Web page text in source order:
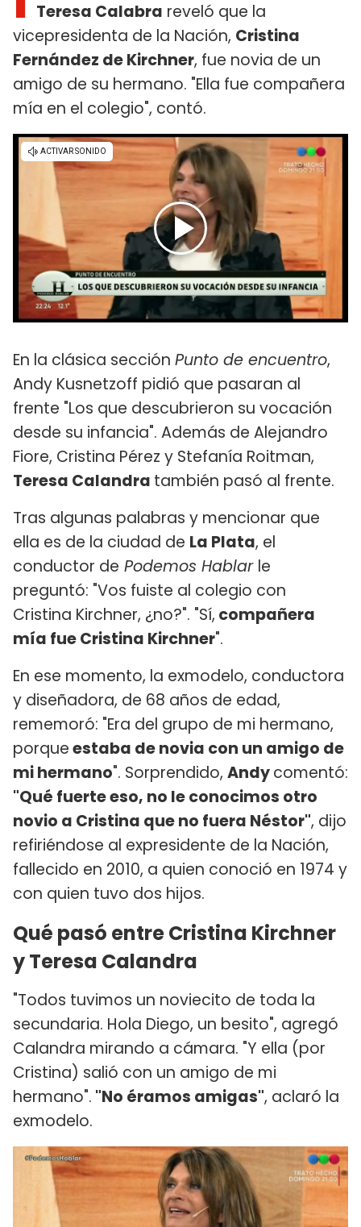
Teresa Calabra reveló que la
vicepresidenta de la Nación, Cristina
Fernández de Kirchner, fue novia de un
amigo de su hermano. "Ella fue compañera
mía en el colegio", contó.
En la clásica sección Punto de encuentro,
Andy Kusnetzoff pidió que pasaran al
frente "Los que descubrieron su vocación
desde su infancia". Además de Alejandro
Fiore, Cristina Pérez y Stefanía Roitman,
Teresa Calandra también pasó al frente.
Tras algunas palabras y mencionar que
ella es de la ciudad de La Plata, el
conductor de Podemos Hablar le
preguntó: "Vos fuiste al colegio con
Cristina Kirchner, ¿no?". "Sí, compañera
mía fue Cristina Kirchner".
En ese momento, la exmodelo, conductora
y diseñadora, de 68 años de edad,
rememoró: "Era del grupo de mi hermano,
porqueestaba de novia con un amigo de
mi hermano". Sorprendido, Andycomentó:
"Qué fuerte eso, no le conocimos otro
novio a Cristina que no fuera Néstor", dijo
refiriéndose al expresidente de la Nación,
fallecido en 2010, a quien conoció en 1974 y
con quien tuvo dos hijos.
Qué pasó entre Cristina Kirchner
y Teresa Calandra
"Todos tuvimos un noviecito de toda la
secundaria. Hola Diego, un besito", agregó
Calandra mirando a cámara. "Y ella (por
Cristina) salió con un amigo de mi
hermano". "No éramos amigas", aclaró la
exmodelo.